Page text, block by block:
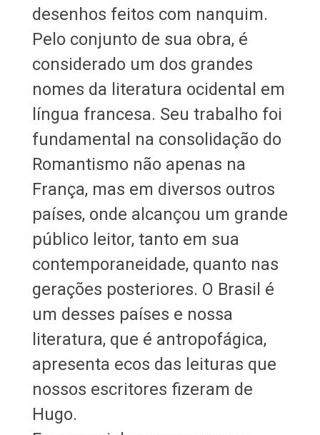
desenhos feitos com nanquim.
Pelo conjunto de sua obra, é
considerado um dos grandes
nomes da literatura ocidental em
língua francesa. Seu trabalho foi
fundamental na consolidação do
Romantismo não apenas na
França, mas em diversos outros
países, onde alcançou um grande
público leitor, tanto em sua
contemporaneidade, quanto nas
gerações posteriores. O Brasil é
um desses países e nossa
literatura, que é antropofágica,
apresenta ecos das leituras que
nossos escritores fizeram de
Hugo.